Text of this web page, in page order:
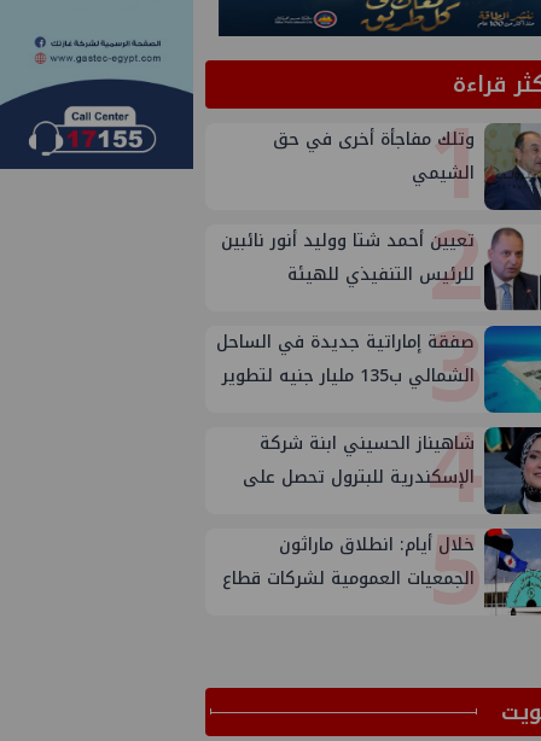
قراءة
1
وتلك مفاجأة أخرى في حق
الشيمي
2
تعيين أحمد شتا ووليد أنور نائبين
للرئيس التنفيذي للهيئة
3
صفقة إماراتية جديدة في الساحل
الشمالي ب135 مليار جنيه لتطوير
4
شاهيناز الحسيني ابنة شركة
الإسكندرية للبترول تحصل على
5
خلال أيام: انطلاق ماراثون
الجمعيات العمومية لشركات قطاع